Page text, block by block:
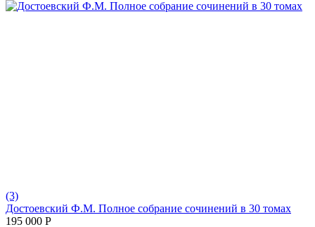
(3)
Достоевский Ф.М. Полное собрание сочинений в 30 томах
195 000 Р